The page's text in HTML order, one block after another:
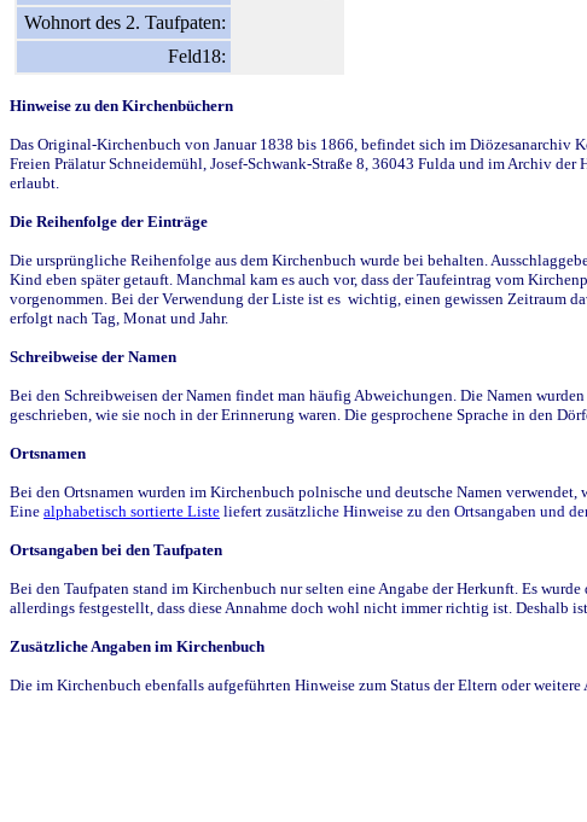
Wohnort des 2. Taufpaten:
Feld18:
Hinweise zu den Kirchenbüchern
Das Original-Kirchenbuch von Januar 1838 bis 1866, befindet sich im
Freien Prälatur Schneidemühl, Josef-Schwank-Straße 8, 36043 Fulda und im Archiv
erlaubt.
Die Reihenfolge der Einträge
Die ursprüngliche Reihenfolge aus dem Kirchenbuch wurde bei behalten.
Kind eben später getauft. Manchmal kam es auch vor, dass der Taufeintrag vom
vorgenommen. Bei der Verwendung der Liste ist es wichtig, einen gewissen Zeitraum
erfolgt nach Tag, Monat und Jahr.
Schreibweise der Namen
Bei den Schreibweisen der Namen findet man häufig Abweichungen. Die Namen
geschrieben, wie sie noch in der Erinnerung waren. Die gesprochene Sprache in den
Ortsnamen
Bei den Ortsnamen wurden im Kirchenbuch polnische und deutsche Namen
Eine alphabetisch sortierte Liste liefert zusätzliche Hinweise zu den Ortsangaben und
Ortsangaben bei den Taufpaten
Bei den Taufpaten stand im Kirchenbuch nur selten eine Angabe der Herkunft. Es
allerdings festgestellt, dass diese Annahme doch wohl nicht immer richtig ist. Deshalb
Zusätzliche Angaben im Kirchenbuch
Die im Kirchenbuch ebenfalls aufgeführten Hinweise zum Status der Eltern oder